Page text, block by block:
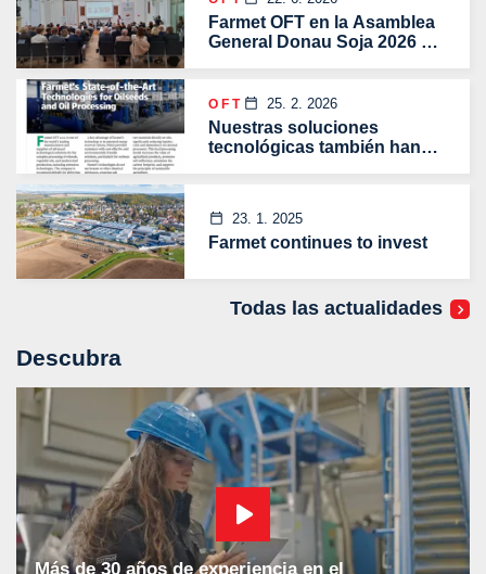
Farmet OFT en la Asamblea
General Donau Soja 2026 en
OFT 25. 2. 2026
Nuestras soluciones
tecnológicas también han
23. 1. 2025
Farmet continues to invest
Todas las actualidades
Descubra
Más de 30 años de experiencia en el